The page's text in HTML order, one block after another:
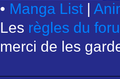
• Manga List |
Les règles du
merci de les